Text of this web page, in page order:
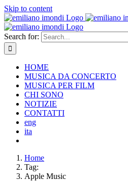
Skip to content
Search for:
HOME
MUSICA DA CONCERTO
MUSICA PER FILM
CHI SONO
NOTIZIE
CONTATTI
eng
ita
Home
Tag:
Apple Music